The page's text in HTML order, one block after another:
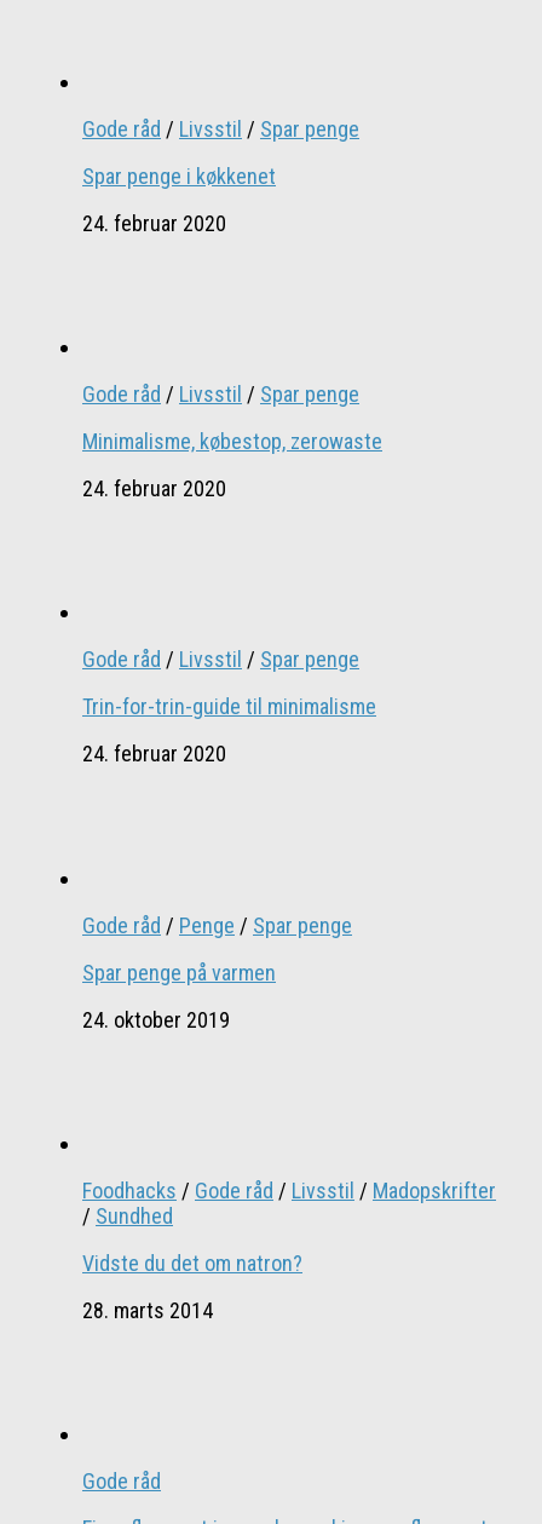
Gode råd / Livsstil / Spar penge
Spar penge i køkkenet
24. februar 2020
Gode råd / Livsstil / Spar penge
Minimalisme, købestop, zerowaste
24. februar 2020
Gode råd / Livsstil / Spar penge
Trin-for-trin-guide til minimalisme
24. februar 2020
Gode råd / Penge / Spar penge
Spar penge på varmen
24. oktober 2019
Foodhacks / Gode råd / Livsstil / Madopskrifter
/ Sundhed
Vidste du det om natron?
28. marts 2014
Gode råd